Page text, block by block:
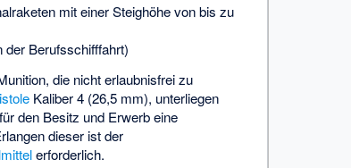
mit einer Steighöhe von bis zu
Berufsschifffahrt)
die nicht erlaubnisfrei zu
Kaliber 4 (26,5 mm), unterliegen
den Besitz und Erwerb eine
dieser ist der
erforderlich.